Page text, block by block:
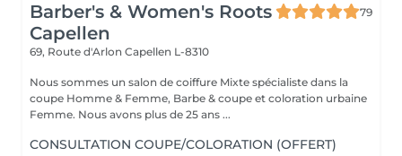
Barber's & Women's Roots
Capellen
79
69, Route d'Arlon Capellen L-8310
Nous sommes un salon de coiffure Mixte spécialiste dans la
coupe Homme & Femme, Barbe & coupe et coloration urbaine
Femme. Nous avons plus de 25 ans ...
CONSULTATION COUPE/COLORATION (OFFERT)